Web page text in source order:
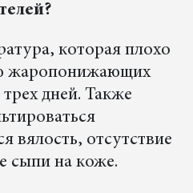
которая плохо
жаропонижающих
дней. Также
вялость, отсутствие
сыпи на коже.